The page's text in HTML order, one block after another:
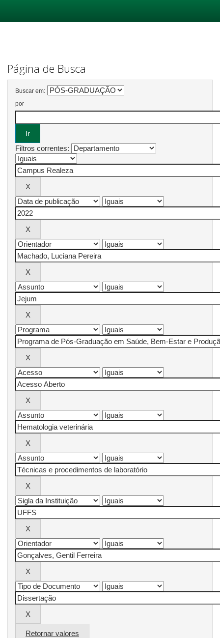
Página de Busca
Buscar em:
por
Filtros correntes:
Retornar valores